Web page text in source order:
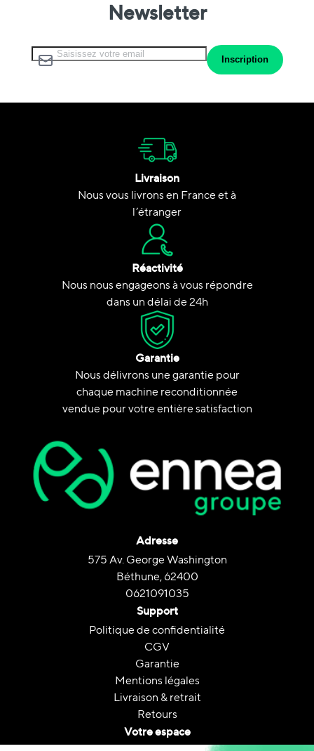
Newsletter
Inscription à notre lettre d’information :
Inscription
Livraison
Nous vous livrons en France et à
l’étranger
Réactivité
Nous nous engageons à vous répondre
dans un délai de 24h
Garantie
Nous délivrons une garantie pour
chaque machine reconditionnée
vendue pour votre entière satisfaction
Adresse
575 Av. George Washington
Béthune, 62400
0621091035
Support
Politique de confidentialité
CGV
Garantie
Mentions légales
Livraison & retrait
Retours
Votre espace